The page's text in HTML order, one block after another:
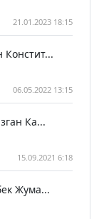
21.01.2023 18:15
06.05.2022 13:15
Ка...
15.09.2021 6:18
Жума...